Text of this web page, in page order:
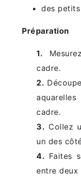
des
Préparation
1.
cadre.
2.
cadre.
3. Collez
un des
4. Faites
entre deux